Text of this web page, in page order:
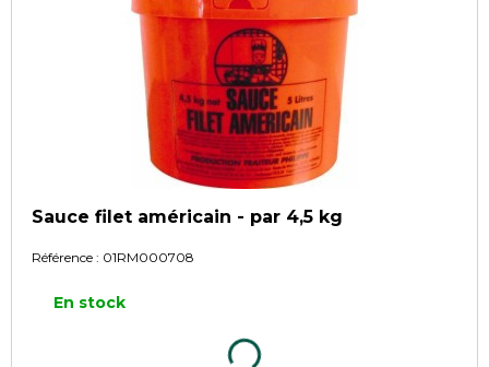
Sauce filet américain - par 4,5 kg
Référence : 01RM000708
En stock